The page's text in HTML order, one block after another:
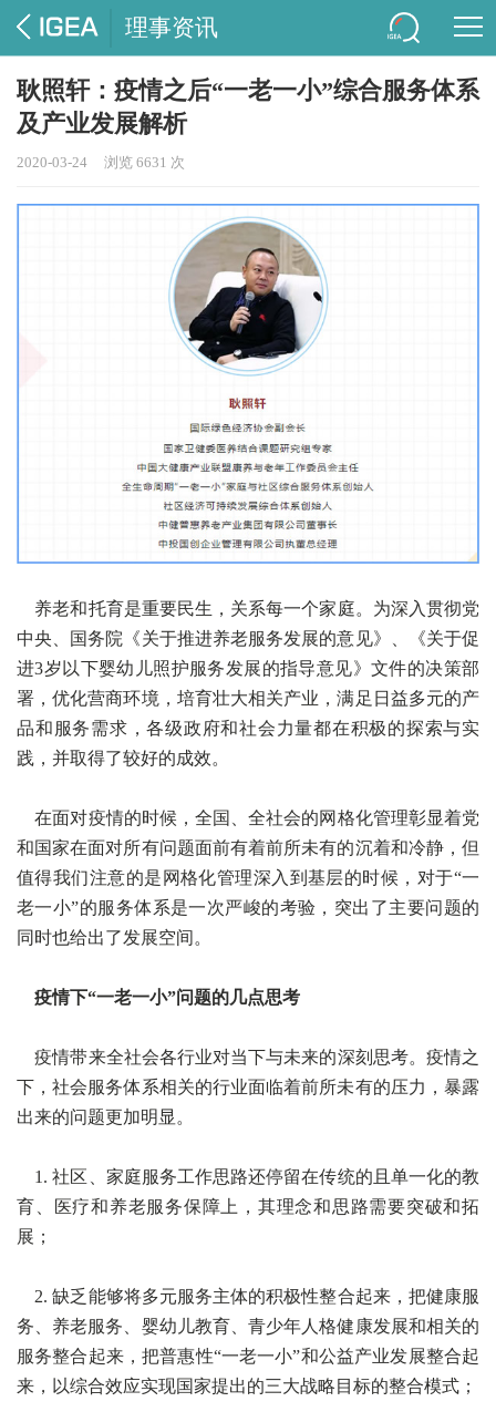
理事资讯
耿照轩：疫情之后“一老一小”综合服务体系
及产业发展解析
2020-03-24 浏览 6631 次
养老和托育是重要民生，关系每一个家庭。为深入贯彻党
中央、国务院《关于推进养老服务发展的意见》、《关于促
进3岁以下婴幼儿照护服务发展的指导意见》文件的决策部
署，优化营商环境，培育壮大相关产业，满足日益多元的产
品和服务需求，各级政府和社会力量都在积极的探索与实
践，并取得了较好的成效。
在面对疫情的时候，全国、全社会的网格化管理彰显着党
和国家在面对所有问题面前有着前所未有的沉着和冷静，但
值得我们注意的是网格化管理深入到基层的时候，对于“一
老一小”的服务体系是一次严峻的考验，突出了主要问题的
同时也给出了发展空间。
疫情下“一老一小”问题的几点思考
疫情带来全社会各行业对当下与未来的深刻思考。疫情之
下，社会服务体系相关的行业面临着前所未有的压力，暴露
出来的问题更加明显。
1. 社区、家庭服务工作思路还停留在传统的且单一化的教
育、医疗和养老服务保障上，其理念和思路需要突破和拓
展；
2. 缺乏能够将多元服务主体的积极性整合起来，把健康服
务、养老服务、婴幼儿教育、青少年人格健康发展和相关的
服务整合起来，把普惠性“一老一小”和公益产业发展整合起
来，以综合效应实现国家提出的三大战略目标的整合模式；